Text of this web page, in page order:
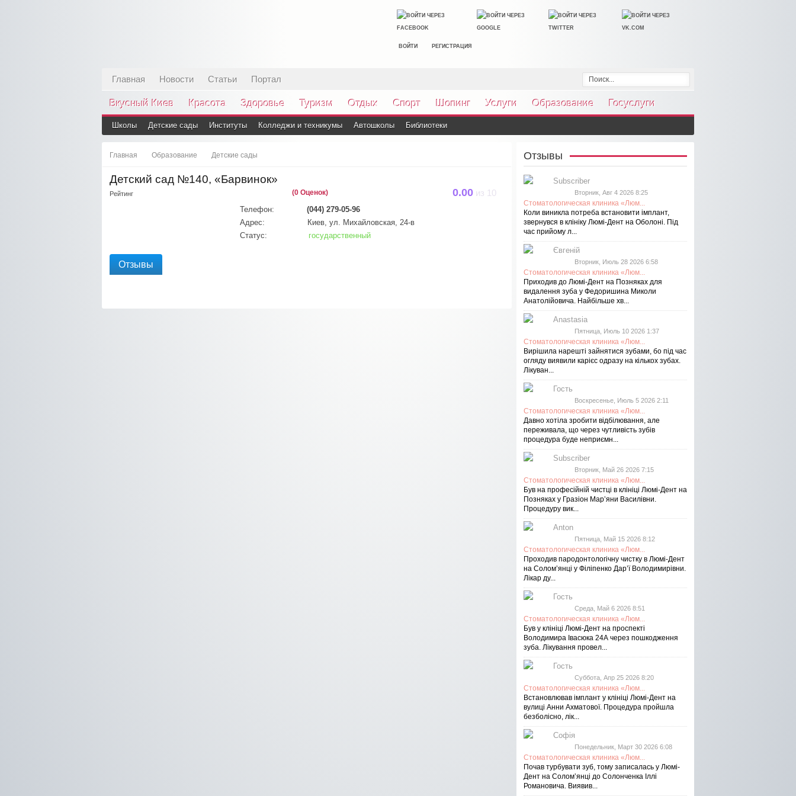
ВОЙТИ РЕГИСТРАЦИЯ
Главная Новости Статьи Портал
Вкусный Киев Красота Здоровье Туризм Отдых Спорт Шопинг Услуги Образование Госуслуги
Школы Детские сады Институты Колледжи и техникумы Автошколы Библиотеки
Главная Образование Детские сады
Детский сад №140, «Барвинок»
Рейтинг (0 Оценок) 0.00из 10
Телефон:
(044) 279-05-96
Адрес:
Киев, ул. Михайловская, 24-в
Статус:
государственный
Отзывы
Отзывы
Subscriber
Вторник, Авг 4 2026 8:25
Стоматологическая клиника «Люм...
Коли виникла потреба встановити імплант,
звернувся в клініку Люмі-Дент на Оболоні. Під
час прийому л...
Євгеній
Вторник, Июль 28 2026 6:58
Стоматологическая клиника «Люм...
Приходив до Люмі-Дент на Позняках для
видалення зуба у Федоришина Миколи
Анатолійовича. Найбільше хв...
Anastasia
Пятница, Июль 10 2026 1:37
Стоматологическая клиника «Люм...
Вирішила нарешті зайнятися зубами, бо під час
огляду виявили карієс одразу на кількох зубах.
Лікуван...
Гость
Воскресенье, Июль 5 2026 2:11
Стоматологическая клиника «Люм...
Давно хотіла зробити відбілювання, але
переживала, що через чутливість зубів
процедура буде неприємн...
Subscriber
Вторник, Май 26 2026 7:15
Стоматологическая клиника «Люм...
Був на професійній чистці в клініці Люмі-Дент на
Позняках у Гразіон Мар’яни Василівни.
Процедуру вик...
Anton
Пятница, Май 15 2026 8:12
Стоматологическая клиника «Люм...
Проходив пародонтологічну чистку в Люмі-Дент
на Солом’янці у Філіпенко Дар’ї Володимирівни.
Лікар ду...
Гость
Среда, Май 6 2026 8:51
Стоматологическая клиника «Люм...
Був у клініці Люмі-Дент на проспекті
Володимира Івасюка 24А через пошкодження
зуба. Лікування провел...
Гость
Суббота, Апр 25 2026 8:20
Стоматологическая клиника «Люм...
Встановлював імплант у клініці Люмі-Дент на
вулиці Анни Ахматової. Процедура пройшла
безболісно, лік...
Софія
Понедельник, Март 30 2026 6:08
Стоматологическая клиника «Люм...
Почав турбувати зуб, тому записалась у Люмі-
Дент на Соломʼянці до Солонченка Іллі
Романовича. Виявив...